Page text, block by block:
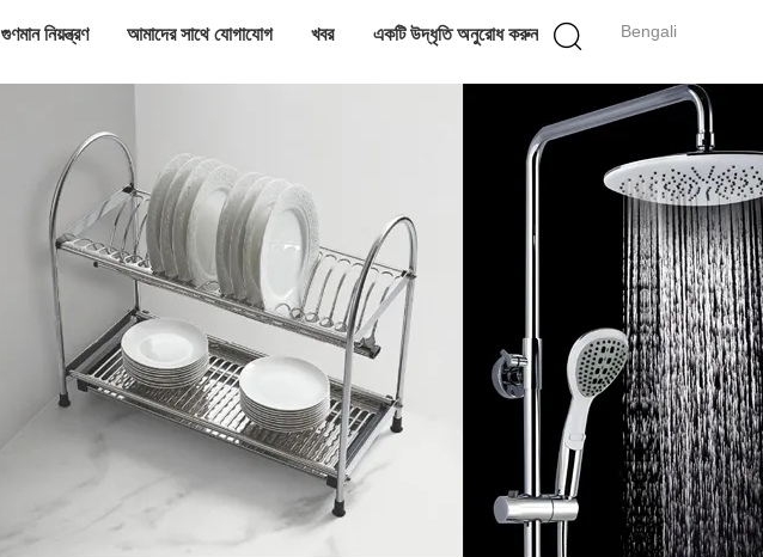
Bengali
গুণমান নিয়ন্ত্রণ আমাদের সাথে যোগাযোগ খবর একটি উদ্ধৃতি অনুরোধ করুন